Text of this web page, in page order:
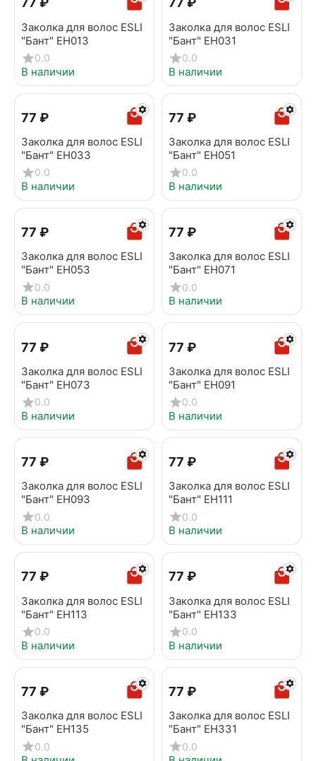
Заколка для волос ESLI
"Бант" EH013
0.0
В наличии
Заколка для волос ESLI
"Бант" EH031
0.0
В наличии
‍77‍ ₽
Заколка для волос ESLI
"Бант" EH033
0.0
В наличии
‍77‍ ₽
Заколка для волос ESLI
"Бант" EH051
0.0
В наличии
‍77‍ ₽
Заколка для волос ESLI
"Бант" EH053
0.0
В наличии
‍77‍ ₽
Заколка для волос ESLI
"Бант" EH071
0.0
В наличии
‍77‍ ₽
Заколка для волос ESLI
"Бант" EH073
0.0
В наличии
‍77‍ ₽
Заколка для волос ESLI
"Бант" EH091
0.0
В наличии
‍77‍ ₽
Заколка для волос ESLI
"Бант" EH093
0.0
В наличии
‍77‍ ₽
Заколка для волос ESLI
"Бант" EH111
0.0
В наличии
‍77‍ ₽
Заколка для волос ESLI
"Бант" EH113
0.0
В наличии
‍77‍ ₽
Заколка для волос ESLI
"Бант" EH133
0.0
В наличии
‍77‍ ₽
Заколка для волос ESLI
"Бант" EH135
0.0
‍77‍ ₽
Заколка для волос ESLI
"Бант" EH331
0.0